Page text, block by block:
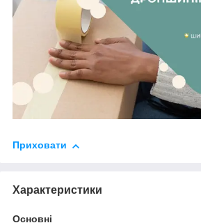
Приховати
Характеристики
Основні